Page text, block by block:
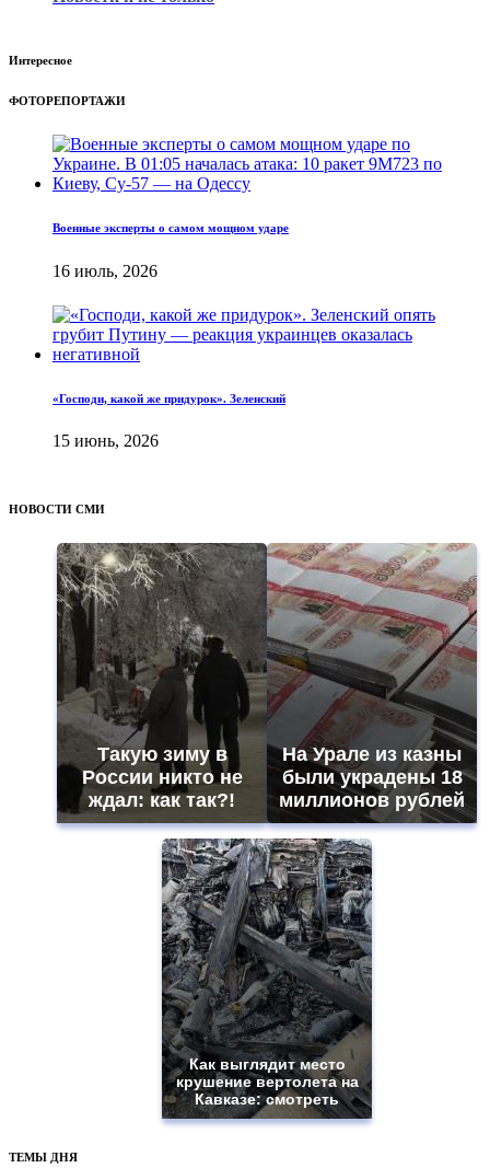
Интересное
ФОТОРЕПОРТАЖИ
Военные эксперты о самом мощном ударе
16 июль, 2026
«Господи, какой же придурок». Зеленский
15 июнь, 2026
НОВОСТИ СМИ
Такую зиму в
России никто не
ждал: как так?!
На Урале из казны
были украдены 18
миллионов рублей
Как выглядит место
крушение вертолета на
Кавказе: смотреть
ТЕМЫ ДНЯ